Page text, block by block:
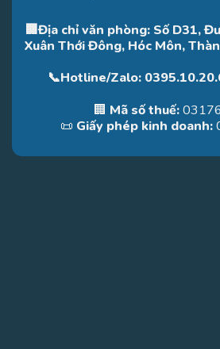
🏢Địa chỉ văn phòng: Số D31,
Xuân Thới Đông, Hóc Môn,
📞Hotline/Zalo:
🏢 Mã số thuế:
📜 Giấy phép kinh doanh: